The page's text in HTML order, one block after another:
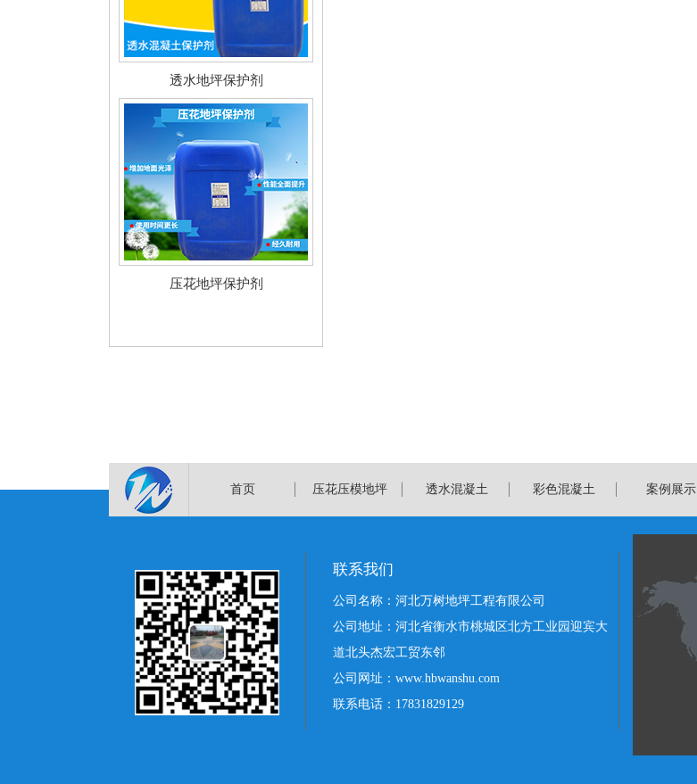
透水地坪保护剂
压花地坪保护剂
首页 压花压模地坪 透水混凝土 彩色混凝土 案例展示
联系我们
公司名称：河北万树地坪工程有限公司
公司地址：河北省衡水市桃城区北方工业园迎宾大
道北头杰宏工贸东邻
公司网址：www.hbwanshu.com
联系电话：17831829129